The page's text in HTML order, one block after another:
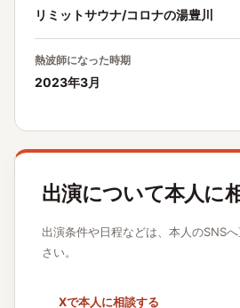
リミットサウナ/コロナの湯豊川
熱波師になった時期
2023年3月
出演について本人に
出演条件や日程などは、本人のSNS
さい。
Xで本人に相談する